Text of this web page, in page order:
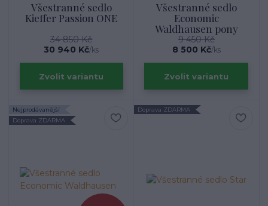
Všestranné sedlo
Kieffer Passion ONE
34 850 Kč
30 940 Kč/ks
Zvolit variantu
Všestranné sedlo
Economic
Waldhausen pony
9 450 Kč
8 500 Kč/ks
Zvolit variantu
Nejprodávanější
Doprava ZDARMA
Doprava ZDARMA